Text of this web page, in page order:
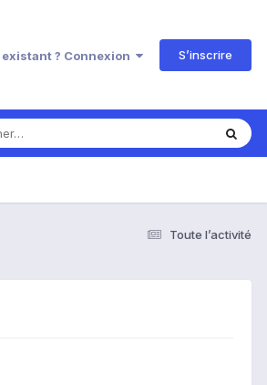
? Connexion S’inscrire
Toute l’activité